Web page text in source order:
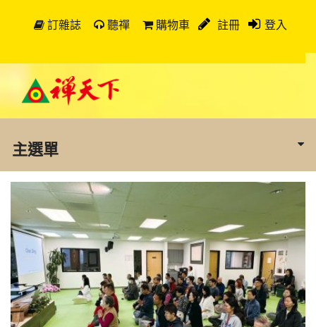
訂雜誌 聽禪 購物車 註冊 登入
主選單